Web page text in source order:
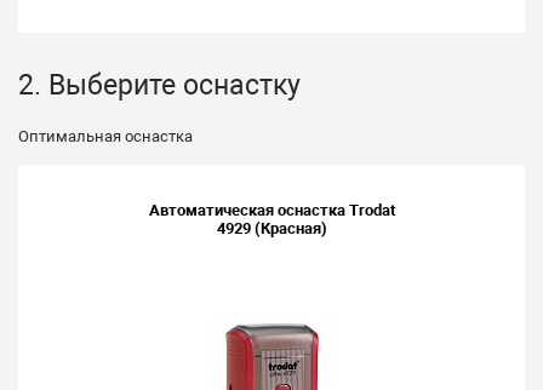
2. Выберите оснастку
Оптимальная оснастка
Автоматическая оснастка Trodat
4929 (Красная)